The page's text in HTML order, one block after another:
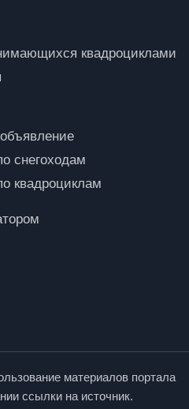
квадроциклами
снегоходам
квадроциклам
материалов портала
ссылки на источник.